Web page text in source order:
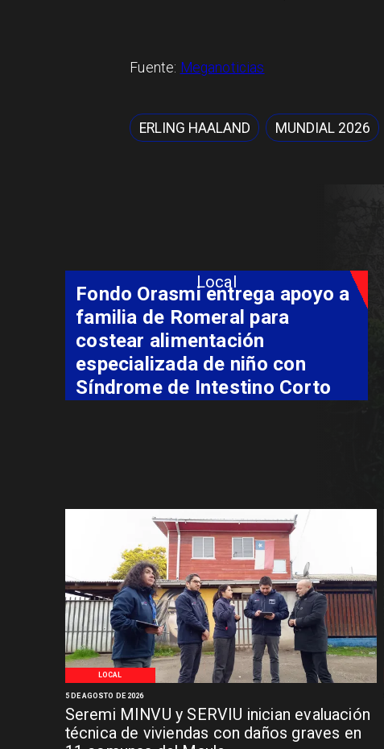
Fuente: Meganoticias
ERLING HAALAND MUNDIAL 2026
LOCAL
Seremi MINVU y SERVIU inician evaluación
técnica de viviendas con daños graves en
5 DE AGOSTO DE 2026
Local
Fondo Orasmi entrega apoyo a
familia de Romeral para
costear alimentación
especializada de niño con
Síndrome de Intestino Corto